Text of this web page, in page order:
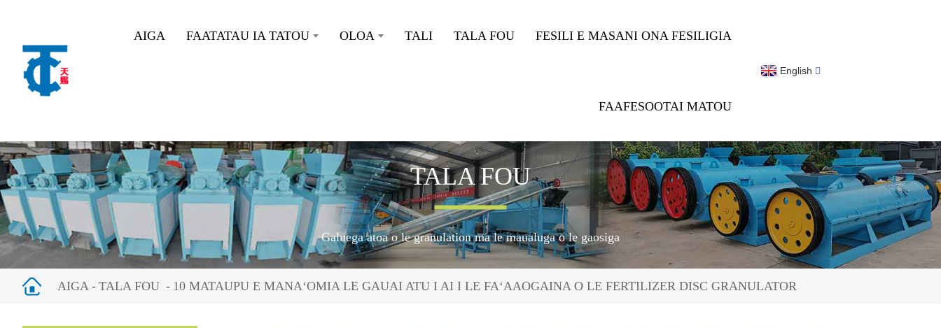
AIGA FAATATAU IA TATOU OLOA TALI TALA FOU FESILI E MASANI ONA FESILIGIA
FAAFESOOTAI MATOU
English
TALA FOU
Galuega atoa o le granulation ma le maualuga o le gaosiga
AIGA TALA FOU 10 MATAUPU E MANAʻOMIA LE GAUAI ATU I AI I LE FAʻAAOGAINA O LE FERTILIZER DISC GRANULATOR